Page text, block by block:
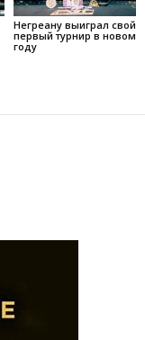
Негреану выиграл свой
первый турнир в новом
году